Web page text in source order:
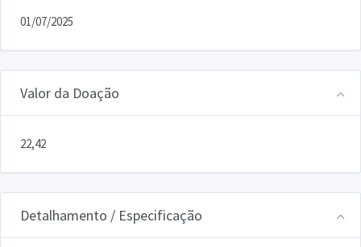
01/07/2025
Valor da Doação
22,42
Detalhamento / Especificação